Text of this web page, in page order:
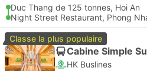
Duc Thang de 125 tonnes, Hoi An
Night Street Restaurant, Phong
Classe la plus populaire
Cabine Simple
HK Buslines